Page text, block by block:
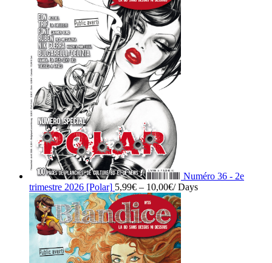
Numéro 36 - 2e
trimestre 2026 [Polar] 5,99€ – 10,00€/ Days